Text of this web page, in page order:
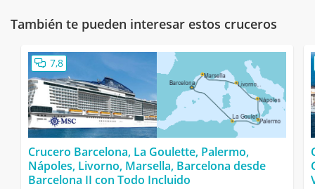
También te pueden interesar estos cruceros
7,8
Crucero Barcelona, La Goulette, Palermo,
Nápoles, Livorno, Marsella, Barcelona desde
Barcelona II con Todo Incluido